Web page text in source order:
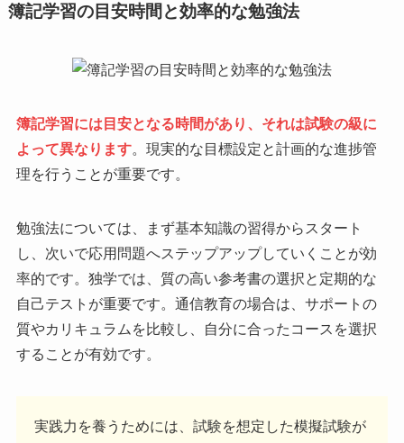
簿記学習の目安時間と効率的な勉強法
簿記学習には目安となる時間があり、それは試験の級に
よって異なります。現実的な目標設定と計画的な進捗管
理を行うことが重要です。
勉強法については、まず基本知識の習得からスタート
し、次いで応用問題へステップアップしていくことが効
率的です。独学では、質の高い参考書の選択と定期的な
自己テストが重要です。通信教育の場合は、サポートの
質やカリキュラムを比較し、自分に合ったコースを選択
することが有効です。
実践力を養うためには、試験を想定した模擬試験が